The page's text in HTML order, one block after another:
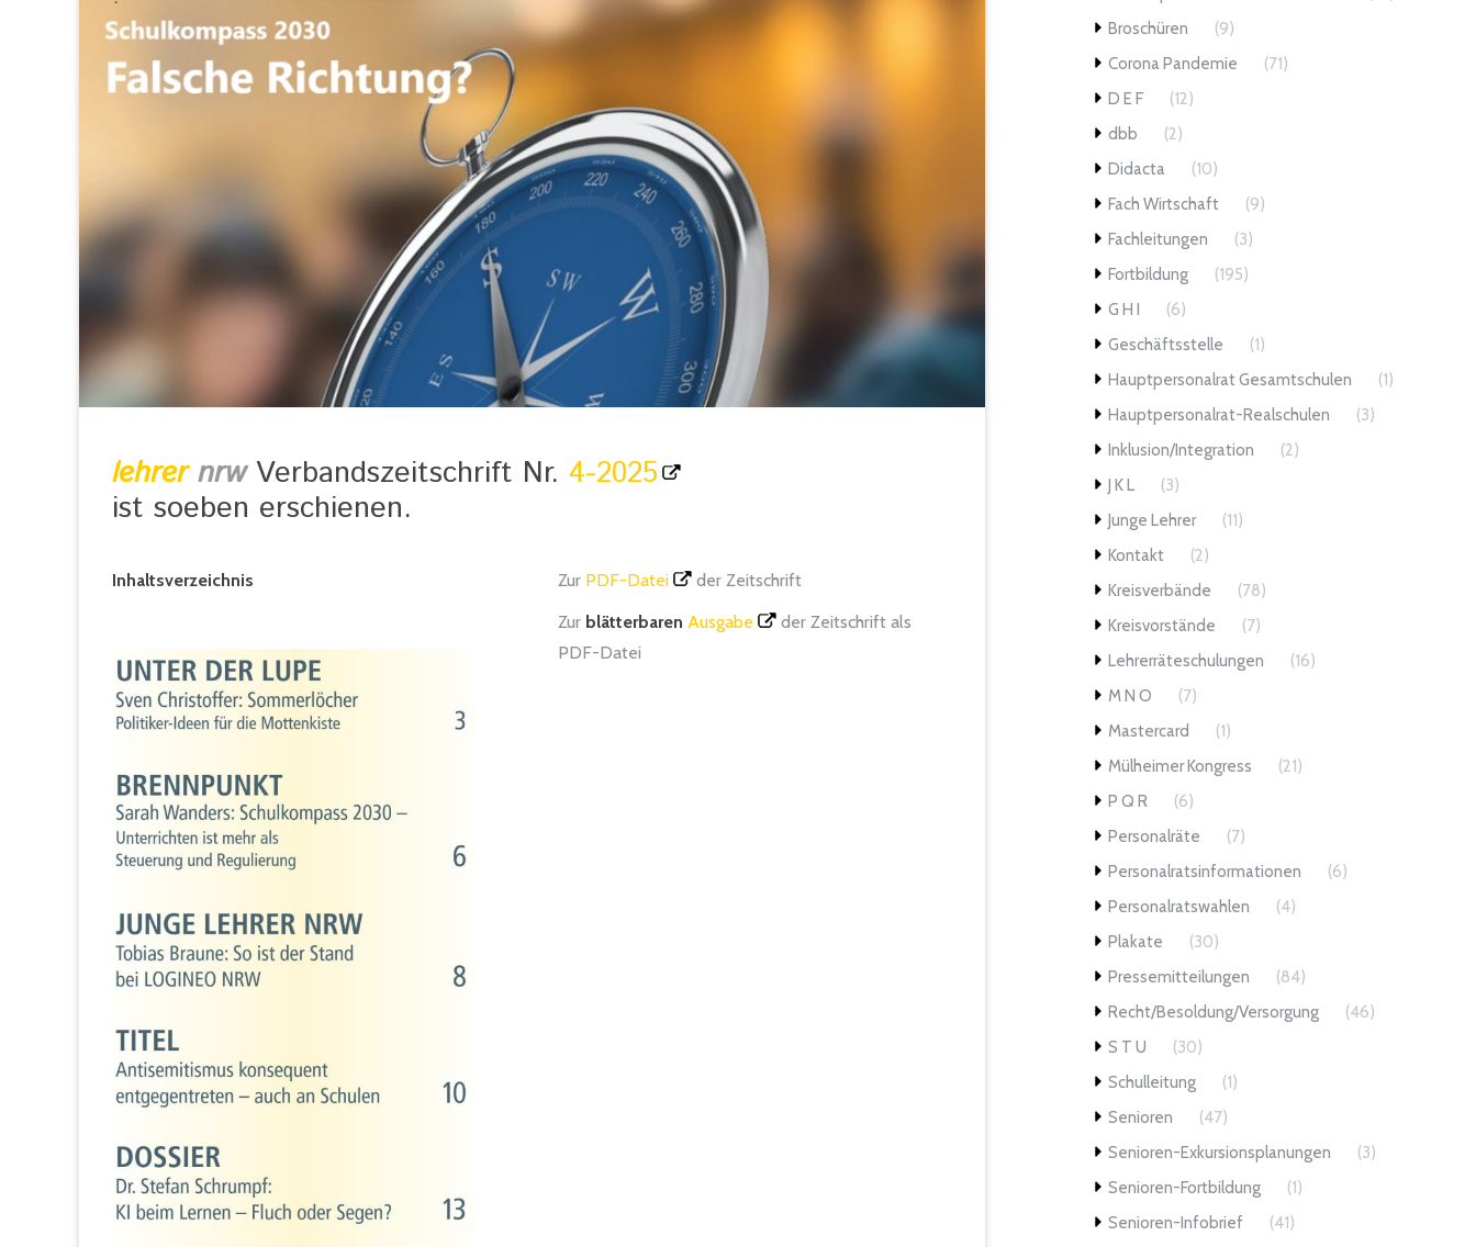
lehrernrw Verbandszeitschrift Nr. 4-2025
ist soeben erschienen.
Inhaltsverzeichnis ZurPDF-Datei
der Zeitschrift
Zur blätterbaren Ausgabe
der Zeitschrift als
PDF-Datei
Broschüren
(9)
Corona Pandemie
(71)
D E F
(12)
dbb
(2)
Didacta
(10)
Fach Wirtschaft
(9)
Fachleitungen
(3)
Fortbildung
(195)
G H I
(6)
Geschäftsstelle
(1)
Hauptpersonalrat Gesamtschulen
(1)
Hauptpersonalrat-Realschulen
(3)
Inklusion/Integration
(2)
J K L
(3)
Junge Lehrer
(11)
Kontakt
(2)
Kreisverbände
(78)
Kreisvorstände
(7)
Lehrerräteschulungen
(16)
M N O
(7)
Mastercard
(1)
Mülheimer Kongress
(21)
P Q R
(6)
Personalräte
(7)
Personalratsinformationen
(6)
Personalratswahlen
(4)
Plakate
(30)
Pressemitteilungen
(84)
Recht/Besoldung/Versorgung
(46)
S T U
(30)
Schulleitung
(1)
Senioren
(47)
Senioren-Exkursionsplanungen
(3)
Senioren-Fortbildung
(1)
Senioren-Infobrief
(41)